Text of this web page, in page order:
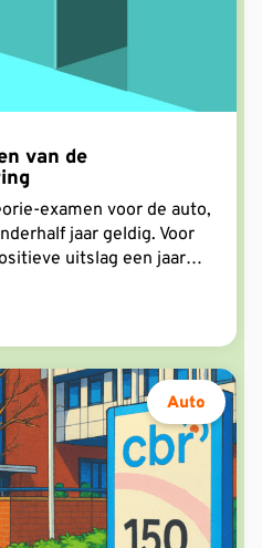
van de
examen voor de auto,
jaar geldig. Voor
uitslag een jaar
Auto